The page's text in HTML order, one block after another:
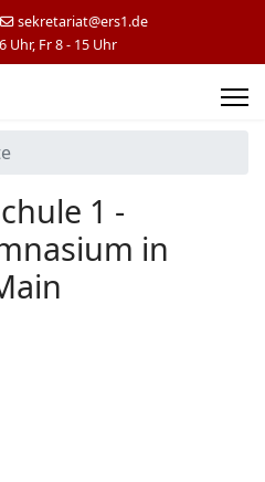
sekretariat@ers1.de
Uhr, Fr 8 - 15 Uhr
1 -
in